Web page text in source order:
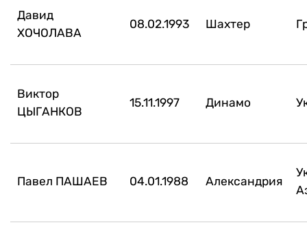
Давид
ХОЧОЛАВА
08.02.1993 Шахтер
Виктор
ЦЫГАНКОВ
15.11.1997 Динамо
Павел ПАШАЕВ 04.01.1988 Александрия